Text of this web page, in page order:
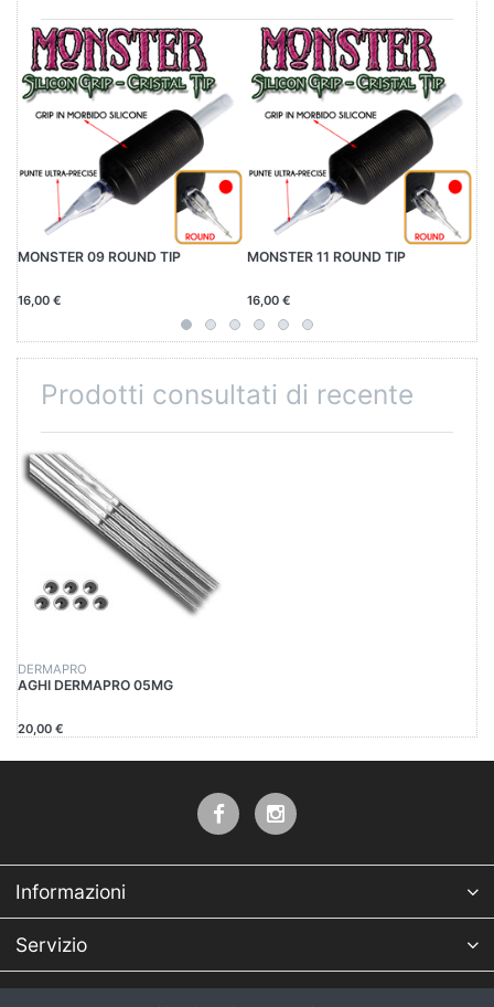
MONSTER 09 ROUND TIP
16,00 €
MONSTER 11 ROUND TIP
16,00 €
Prodotti consultati di recente
DERMAPRO
AGHI DERMAPRO 05MG
20,00 €
Informazioni
Servizio